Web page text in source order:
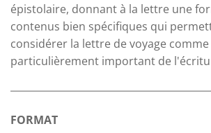
épistolaire, donnant à la lettre une
contenus bien spécifiques qui
considérer la lettre de voyage
particulièrement important de
FORMAT